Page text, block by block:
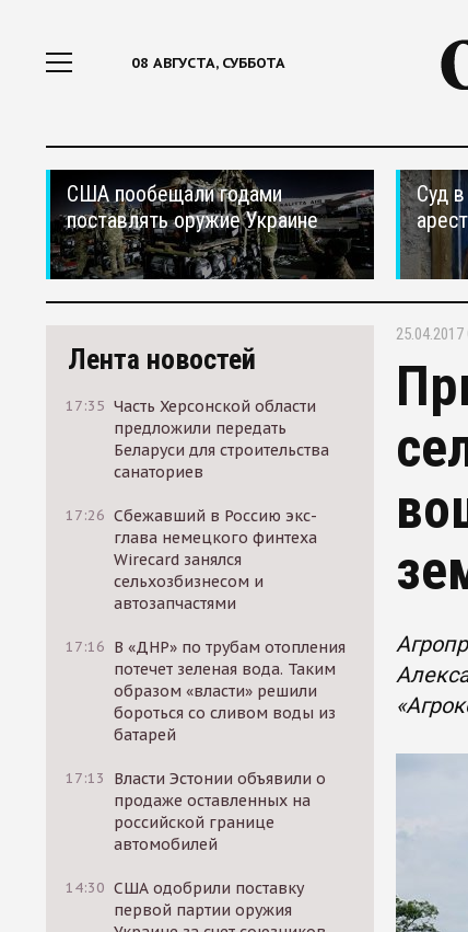
08 АВГУСТА, СУББОТА
США пообещали годами
поставлять оружие Украине
Суд
Лента новостей
17:35 Часть Херсонской области
предложили передать
Беларуси для строительства
санаториев
17:26 Сбежавший в Россию экс-
глава немецкого финтеха
Wirecard занялся
сельхозбизнесом и
автозапчастями
17:16 В «ДНР» по трубам отопления
потечет зеленая вода. Таким
образом «власти» решили
бороться со сливом воды из
батарей
17:13
Власти Эстонии объявили о
продаже оставленных на
российской границе
автомобилей
14:30 США одобрили поставку
первой партии оружия
25.04.2017